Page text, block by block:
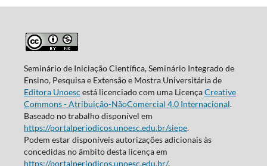
Seminário de Iniciação Científica, Seminário Integrado de
Ensino, Pesquisa e Extensão e Mostra Universitária de
Editora Unoesc está licenciado com uma LicençaCreative
Commons - Atribuição-NãoComercial 4.0 Internacional.
Baseado no trabalho disponível em
https://portalperiodicos.unoesc.edu.br/siepe.
Podem estar disponíveis autorizações adicionais às
concedidas no âmbito desta licença em
https://portalperiodicos.unoesc.edu.br/.